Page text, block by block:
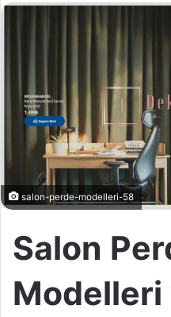
salon-perde-modelleri-58
Salon
Modelleri